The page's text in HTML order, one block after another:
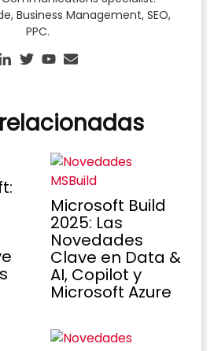
Business Management, SEO,
PPC.
Microsoft Build
2025: Las
Novedades
Clave en Data &
AI, Copilot y
Microsoft Azure